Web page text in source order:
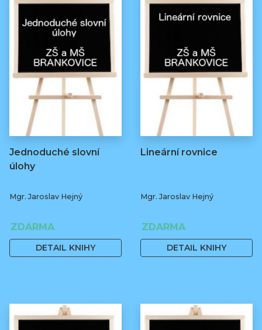
Jednoduché slovní
úlohy
Mgr. Jaroslav Hejný
ZDARMA
DETAIL KNIHY
Lineární rovnice
Mgr. Jaroslav Hejný
ZDARMA
DETAIL KNIHY